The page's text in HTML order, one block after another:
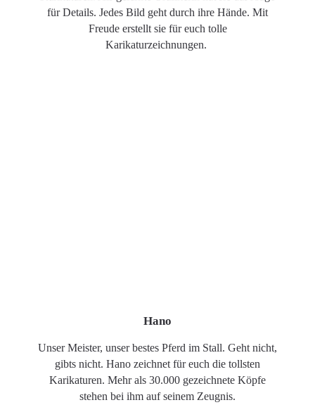
für Details. Jedes Bild geht durch ihre Hände. Mit
Freude erstellt sie für euch tolle
Karikaturzeichnungen.
Hano
Unser Meister, unser bestes Pferd im Stall. Geht nicht,
gibts nicht. Hano zeichnet für euch die tollsten
Karikaturen. Mehr als 30.000 gezeichnete Köpfe
stehen bei ihm auf seinem Zeugnis.